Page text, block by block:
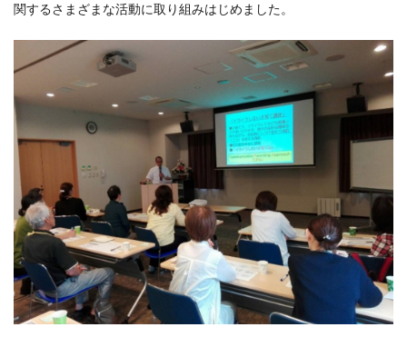
関するさまざまな活動に取り組みはじめました。